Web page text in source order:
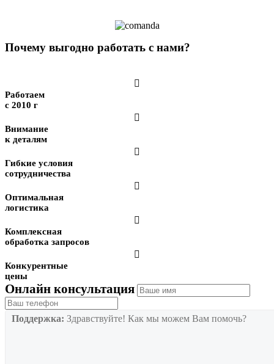
Почему выгодно работать с нами?

Работаем
с 2010 г

Внимание
к деталям

Гибкие условия
сотрудничества

Оптимальная
логистика

Комплексная
обработка запросов

Конкурентные
цены
Онлайн консультация
Поддержка: Здравствуйте! Как мы можем Вам помочь?